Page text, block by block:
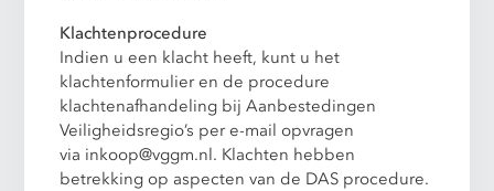
Klachtenprocedure
Indien u een klacht heeft, kunt u het
klachtenformulier en de procedure
klachtenafhandeling bij Aanbestedingen
Veiligheidsregio’s per e-mail opvragen
via inkoop@vggm.nl. Klachten hebben
betrekking op aspecten van de DAS procedure.